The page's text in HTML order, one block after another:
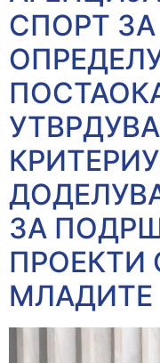
СПОРТ ЗА
ЗА
ПРОЕКТИ
МЛАДИТЕ